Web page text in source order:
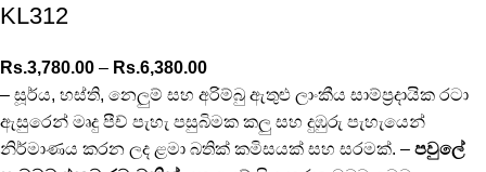
KL312
Rs.3,780.00 – Rs.6,380.00
– සූර්ය, හස්ති, නෙලුම් සහ අරිම්බු ඇතුළු ලාංකීය සාම්ප්‍රදායික රටා
ඇසුරෙන් මෘදු පීච් පැහැ පසුබිමක කලු සහ දුඹුරු පැහැයෙන්
නිර්මාණය කරන ලද ළමා බතික් කමිසයක් සහ සරමක්. – පවුලේ